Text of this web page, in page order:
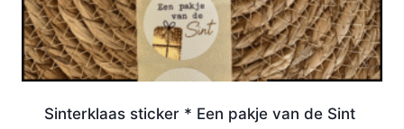
Sinterklaas sticker * Een pakje van de Sint